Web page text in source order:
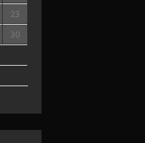
23
30